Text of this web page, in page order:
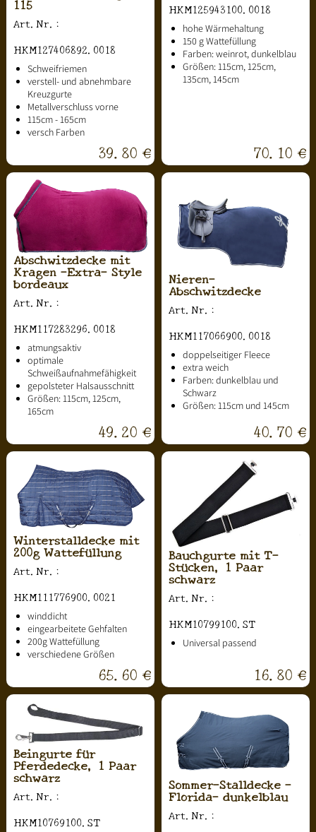
115
Art.Nr.:
HKM127406892.0018
Schweifriemen
verstell- und abnehmbare
Kreuzgurte
Metallverschluss vorne
115cm - 165cm
versch Farben
39.80 €
HKM125943100.0018
hohe Wärmehaltung
150 g Wattefüllung
Farben: weinrot, dunkelblau
Größen: 115cm, 125cm,
135cm, 145cm
70.10 €
Abschwitzdecke mit
Kragen -Extra- Style
bordeaux
Art.Nr.:
HKM117283296.0018
atmungsaktiv
optimale
Schweißaufnahmefähigkeit
gepolsteter Halsausschnitt
Größen: 115cm, 125cm,
165cm
49.20 €
Nieren-
Abschwitzdecke
Art.Nr.:
HKM117066900.0018
doppelseitiger Fleece
extra weich
Farben: dunkelblau und
Schwarz
Größen: 115cm und 145cm
40.70 €
Winterstalldecke mit
200g Wattefüllung
Art.Nr.:
HKM111776900.0021
winddicht
eingearbeitete Gehfalten
200g Wattefüllung
verschiedene Größen
65.60 €
Bauchgurte mit T-
Stücken, 1 Paar
schwarz
Art.Nr.:
HKM10799100.ST
Universal passend
16.80 €
Beingurte für
Pferdedecke, 1 Paar
schwarz
Art.Nr.:
HKM10769100.ST
Sommer-Stalldecke -
Florida- dunkelblau
Art.Nr.: